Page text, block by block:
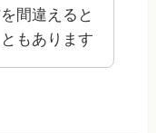
間違えると
もあります